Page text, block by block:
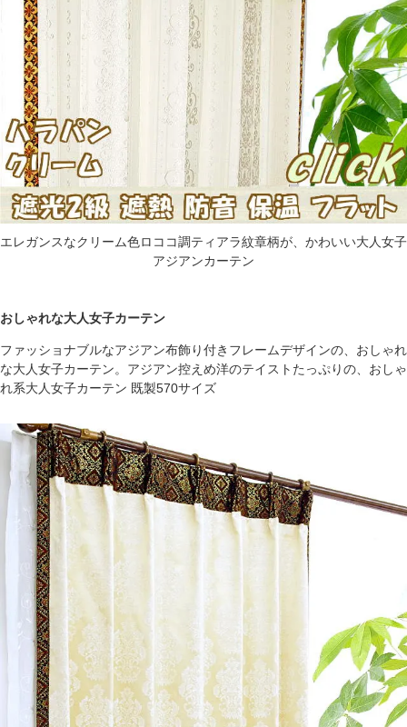
エレガンスなクリーム色ロココ調ティアラ紋章柄が、かわいい大人女子
アジアンカーテン
おしゃれな大人女子カーテン
ファッショナブルなアジアン布飾り付きフレームデザインの、おしゃれ
な大人女子カーテン。アジアン控えめ洋のテイストたっぷりの、おしゃ
れ系大人女子カーテン 既製570サイズ